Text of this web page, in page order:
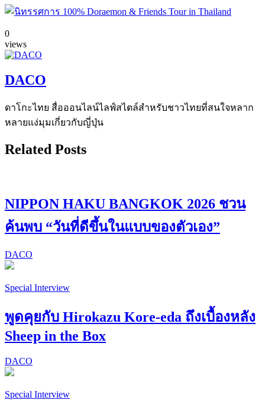
0
views
DACO
ดาโกะไทย สื่อออนไลน์ไลฟ์สไตล์สำหรับชาวไทยที่สนใจหลาก
หลายแง่มุมเกี่ยวกับญี่ปุ่น
Related Posts
NIPPON HAKU BANGKOK 2026 ชวน
ค้นพบ “วันที่ดีขึ้นในแบบของตัวเอง”
DACO
Special Interview
พูดคุยกับ Hirokazu Kore-eda ถึงเบื้องหลัง
Sheep in the Box
DACO
Special Interview